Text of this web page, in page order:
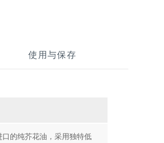
使用与保存
的纯芥花油，采用独特低